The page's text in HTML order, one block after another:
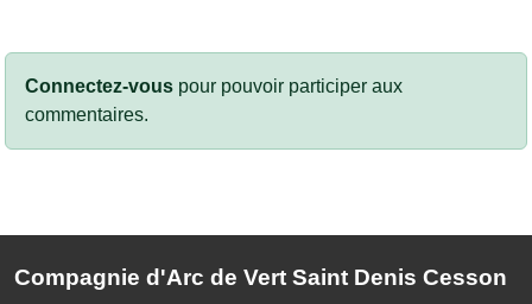
Connectez-vous pour pouvoir participer aux
commentaires.
Compagnie d'Arc de Vert Saint Denis Cesson